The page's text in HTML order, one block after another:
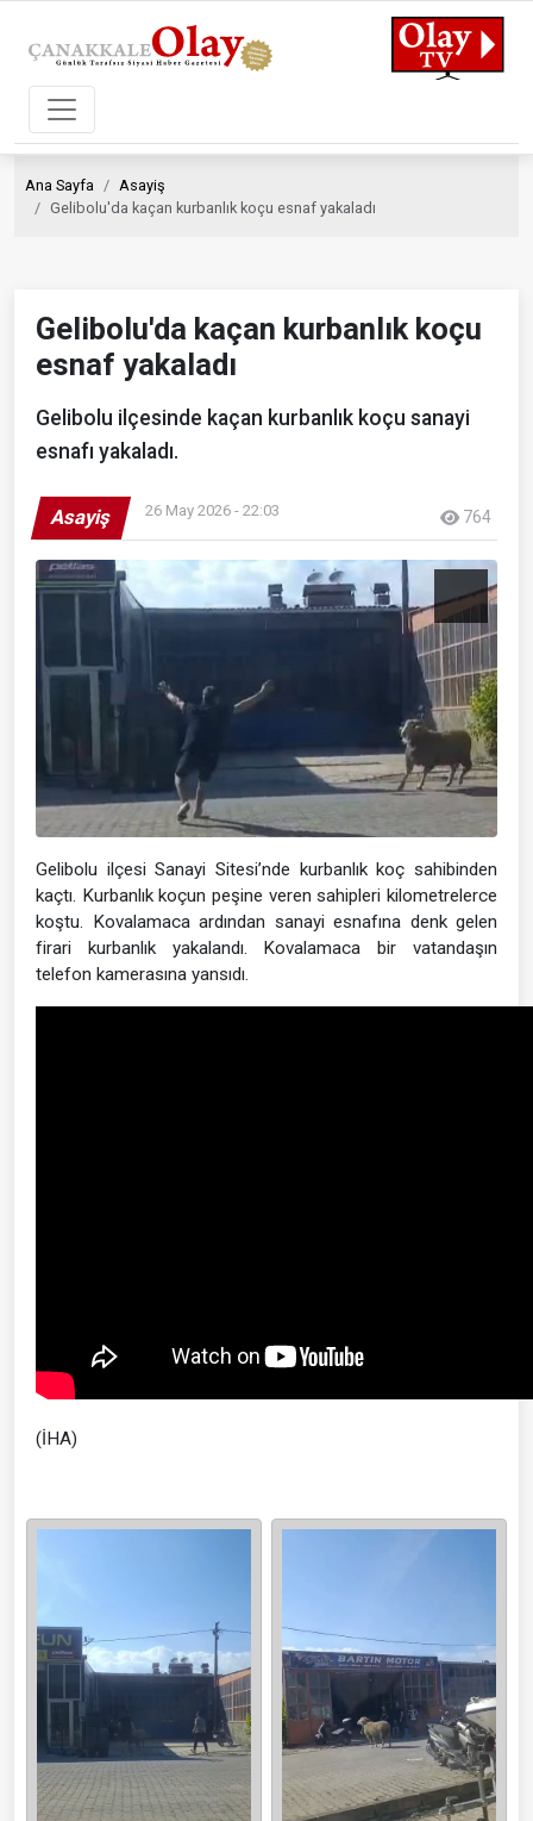
Ana Sayfa
Asayiş
Gelibolu'da kaçan kurbanlık koçu esnaf yakaladı
Gelibolu'da kaçan kurbanlık koçu
esnaf yakaladı
Gelibolu ilçesinde kaçan kurbanlık koçu sanayi
esnafı yakaladı.
Asayiş 26 May 2026 - 22:03 764
Gelibolu ilçesi Sanayi Sitesi’nde kurbanlık koç sahibinden
kaçtı. Kurbanlık koçun peşine veren sahipleri kilometrelerce
koştu. Kovalamaca ardından sanayi esnafına denk gelen
firari kurbanlık yakalandı. Kovalamaca bir vatandaşın
telefon kamerasına yansıdı.
(İHA)